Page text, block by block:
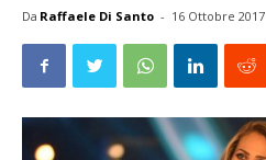
Da Raffaele Di Santo - 16 Ottobre 2017